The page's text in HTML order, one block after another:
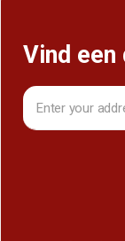
Vind een